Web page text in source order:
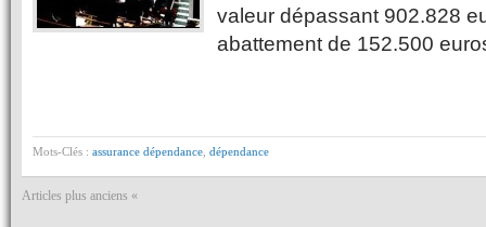
valeur dépassant 902.828
abattement de 152.500
Mots-Clés : assurance dépendance dépendance
Articles plus anciens «